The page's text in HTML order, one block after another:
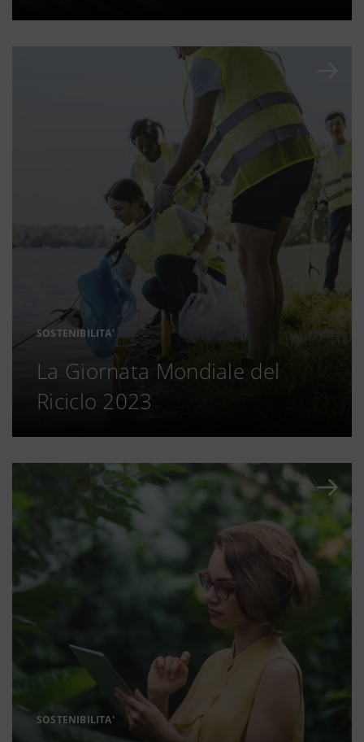
SOSTENIBILITA'
La Giornata Mondiale del
Riciclo 2023
SOSTENIBILITA'